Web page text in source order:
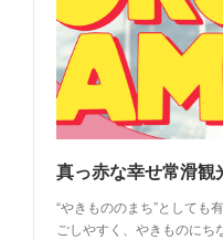
“やきもののまち”としても
ごしやすく、やきものにち